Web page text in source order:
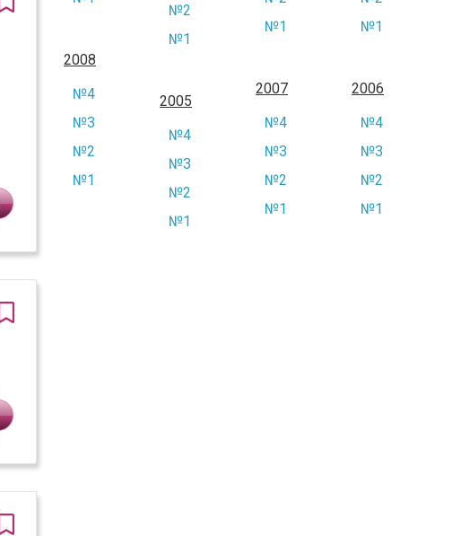
№2
№1
№1
№1
2008
№4
№3
№2
№1
2007
№4
№3
№2
№1
2006
№4
№3
№2
№1
2005
№4
№3
№2
№1